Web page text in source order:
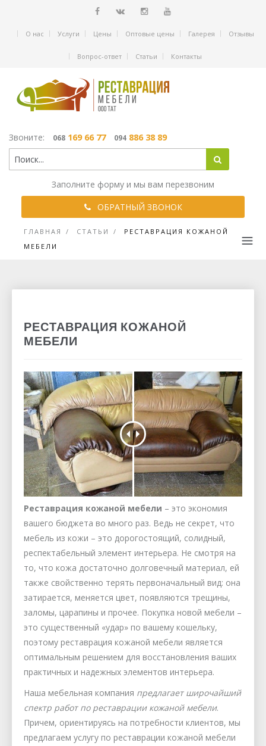
О нас Услуги Цены Оптовые цены Галерея Отзывы
Вопрос-ответ Статьи Контакты
Звоните: 068 169 66 77 094 886 38 89
Заполните форму и мы вам перезвоним
ОБРАТНЫЙ ЗВОНОК
ГЛАВНАЯ / СТАТЬИ /
РЕСТАВРАЦИЯ КОЖАНОЙ
МЕБЕЛИ
РЕСТАВРАЦИЯ КОЖАНОЙ
МЕБЕЛИ
Реставрация кожаной мебели – это экономия
вашего бюджета во много раз. Ведь не секрет, что
мебель из кожи – это дорогостоящий, солидный,
респектабельный элемент интерьера. Не смотря на
то, что кожа достаточно долговечный материал, ей
также свойственно терять первоначальный вид: она
затирается, меняется цвет, появляются трещины,
заломы, царапины и прочее. Покупка новой мебели –
это существенный «удар» по вашему кошельку,
поэтому реставрация кожаной мебели является
оптимальным решением для восстановления ваших
практичных и надежных элементов интерьера.
Наша мебельная компания предлагает широчайший
спектр работ по реставрации кожаной мебели.
Причем, ориентируясь на потребности клиентов, мы
предлагаем услугу по реставрации кожаной мебели